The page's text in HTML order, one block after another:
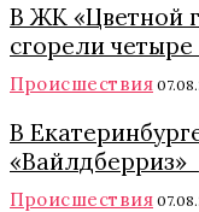
В ЖК «Цветной
сгорели
Происшествия
В
«Вайлдберриз»
Происшествия